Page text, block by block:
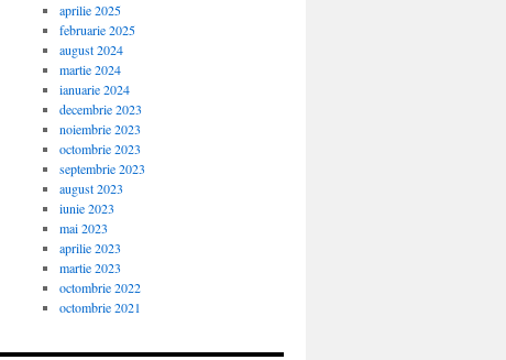
aprilie 2025
februarie 2025
august 2024
martie 2024
ianuarie 2024
decembrie 2023
noiembrie 2023
octombrie 2023
septembrie 2023
august 2023
iunie 2023
mai 2023
aprilie 2023
martie 2023
octombrie 2022
octombrie 2021